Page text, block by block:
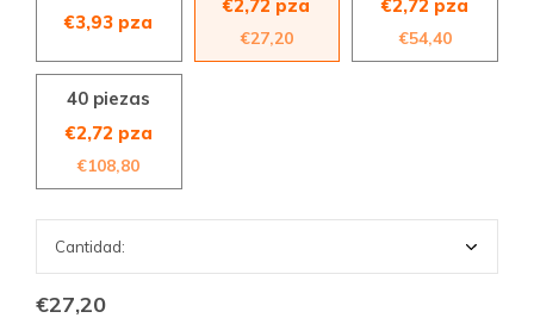
€3,93 pza
€2,72 pza
€27,20
€2,72 pza
€54,40
40 piezas
€2,72 pza
€108,80
€27,20